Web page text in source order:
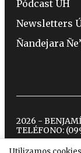
Pódcast ÚH
Newsletters
Ñandejara
2026 -
TELÉFONO: